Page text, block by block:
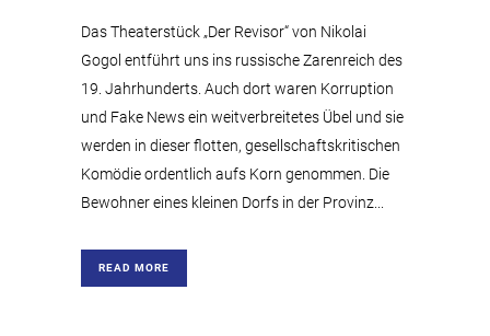
Das Theaterstück „Der Revisor“ von Nikolai
Gogol entführt uns ins russische Zarenreich des
19. Jahrhunderts. Auch dort waren Korruption
und Fake News ein weitverbreitetes Übel und sie
werden in dieser flotten, gesellschaftskritischen
Komödie ordentlich aufs Korn genommen. Die
Bewohner eines kleinen Dorfs in der Provinz...
READ MORE